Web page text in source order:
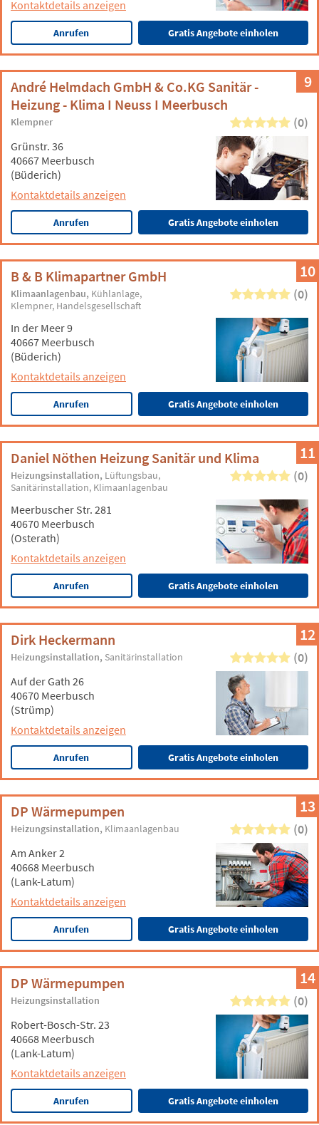
Kontaktdetails anzeigen
Anrufen Gratis Angebote einholen
9
André Helmdach GmbH & Co.KG Sanitär -
Heizung - Klima I Neuss I Meerbusch
Klempner (0)
Grünstr. 36
40667 Meerbusch
(Büderich)
Kontaktdetails anzeigen
Anrufen Gratis Angebote einholen
10
B & B Klimapartner GmbH
Klimaanlagenbau Kühlanlage
Klempner Handelsgesellschaft
(0)
In der Meer 9
40667 Meerbusch
(Büderich)
Kontaktdetails anzeigen
Anrufen Gratis Angebote einholen
11
Daniel Nöthen Heizung Sanitär und Klima
Heizungsinstallation Lüftungsbau
Sanitärinstallation Klimaanlagenbau
(0)
Meerbuscher Str. 281
40670 Meerbusch
(Osterath)
Kontaktdetails anzeigen
Anrufen Gratis Angebote einholen
12
Dirk Heckermann
Heizungsinstallation Sanitärinstallation (0)
Auf der Gath 26
40670 Meerbusch
(Strümp)
Kontaktdetails anzeigen
Anrufen Gratis Angebote einholen
13
DP Wärmepumpen
Heizungsinstallation Klimaanlagenbau (0)
Am Anker 2
40668 Meerbusch
(Lank-Latum)
Kontaktdetails anzeigen
Anrufen Gratis Angebote einholen
14
DP Wärmepumpen
Heizungsinstallation (0)
Robert-Bosch-Str. 23
40668 Meerbusch
(Lank-Latum)
Kontaktdetails anzeigen
Anrufen Gratis Angebote einholen